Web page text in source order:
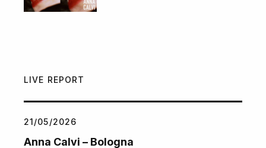
LIVE REPORT
21/05/2026
Anna Calvi – Bologna